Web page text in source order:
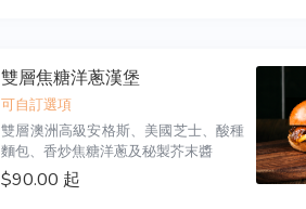
雙層焦糖洋蔥漢堡
可自訂選項
雙層澳洲高級安格斯、美國芝士、酸種
麵包、香炒焦糖洋蔥及秘製芥末醬
$90.00 起